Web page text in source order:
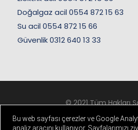
Doğalgaz acil 0554 872 15 63
Su acil 0554 872 15 66
Güvenlik 0312 640 13 33
© 2021 Tüm Hakları
Kişisel Verilerin Korunması
-
Bu web sayfası çerezler ve Google
analiz aracını kullanıyor. Sayfalarımızı